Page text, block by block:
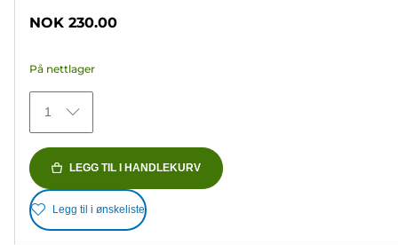
5
74
omtaler
NOK 230.00
På nettlager
1
LEGG TIL I HANDLEKURV
Legg til i ønskeliste